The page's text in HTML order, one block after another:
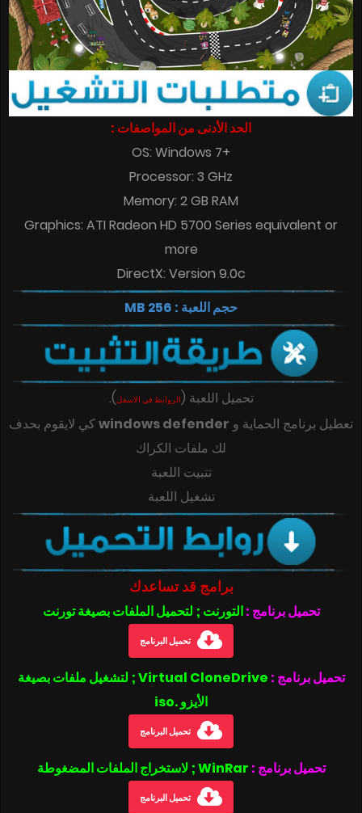
الحد الأدنى من المواصفات :
OS: Windows 7+
Processor: 3 GHz
Memory: 2 GB RAM
Graphics: ATI Radeon HD 5700 Series equivalent or
more
DirectX: Version 9.0c
حجم اللعبة : 256 MB
تحميل اللعبة (الروابط في الاسفل)
.
تعطيل برنامج الحماية و windows defenderكي لايقوم بحدف
لك ملفات الكراك
تتبيت اللعبة
تشغيل اللعبة
برامج قد تساعدك
تحميل برنامج :التورنت ; لتحميل الملفات بصيغة تورنت
تحميل البرنامج
تحميل برنامج :
Virtual CloneDrive ; لتشغيل ملفات بصيغة
الأيزو .iso
تحميل البرنامج
تحميل برنامج : WinRar ; لاستخراج الملفات المضغوطة
تحميل البرنامج